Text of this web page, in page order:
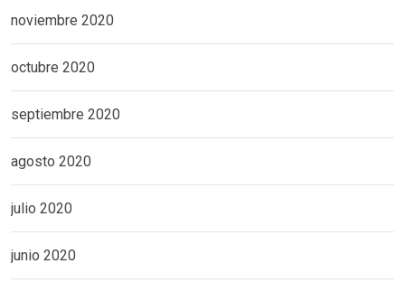
noviembre 2020
octubre 2020
septiembre 2020
agosto 2020
julio 2020
junio 2020